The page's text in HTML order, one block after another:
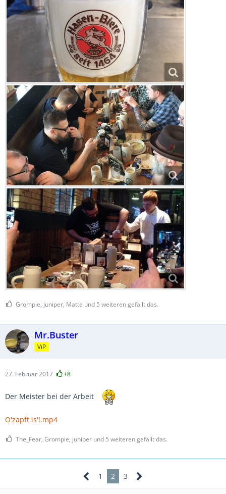
Grompie, juniper, Matte und 5 weiteren gefällt das.
Mr.Buster
ViP
27. Februar 2017 +8
Der Meister bei der Arbeit
O'zapft is'!.mp4
The_Fear, Grompie, juniper und 5 weiteren gefällt das.
1 2 3